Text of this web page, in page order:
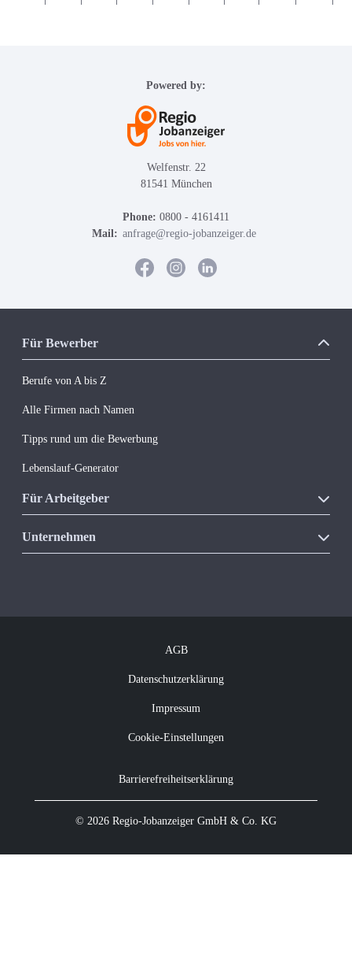
Powered by:
Welfenstr. 22
81541 München
Phone: 0800 - 4161411
Mail: anfrage@regio-jobanzeiger.de
Für Bewerber
Berufe von A bis Z
Alle Firmen nach Namen
Tipps rund um die Bewerbung
Lebenslauf-Generator
Für Arbeitgeber
Unsere Produkte
Unternehmen
AGB
Datenschutzerklärung
Impressum
Cookie-Einstellungen
Barrierefreiheitserklärung
© 2026 Regio-Jobanzeiger GmbH & Co. KG